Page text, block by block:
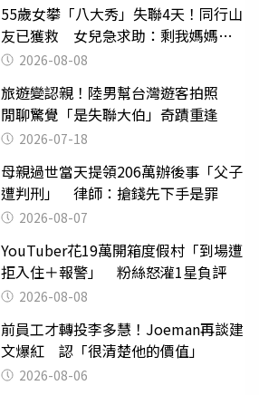
55歲女攀「八大秀」失聯4天！同行山
友已獲救 女兒急求助：剩我媽媽還
沒找到
2026-08-08
旅遊變認親！陸男幫台灣遊客拍照
閒聊驚覺「是失聯大伯」奇蹟重逢
2026-07-18
母親過世當天提領206萬辦後事「父子
遭判刑」 律師：搶錢先下手是罪
2026-08-07
YouTuber花19萬開箱度假村「到場遭
拒入住＋報警」 粉絲怒灌1星負評
2026-08-08
前員工才轉投李多慧！Joeman再談建
文爆紅 認「很清楚他的價值」
2026-08-06